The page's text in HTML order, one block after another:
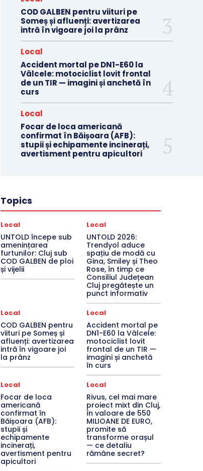
COD GALBEN pentru viituri pe
Someș și afluenți: avertizarea
intră în vigoare joi la prânz
Local
Accident mortal pe DN1-E60 la
Vâlcele: motociclist lovit frontal
de un TIR — imagini și anchetă în
curs
Local
Focar de loca americană
confirmat în Băișoara (AFB):
stupii și echipamente incinerați,
avertisment pentru apicultori
Topics
Local
UNTOLD începe sub
amenințarea
furtunilor: Cluj sub
COD GALBEN de ploi
și vijelii
Local
UNTOLD 2026:
Trendyol aduce
spațiu de modă cu
Gina, Smiley și Theo
Rose, în timp ce
Consiliul Județean
Cluj pregătește un
punct informativ
Local
COD GALBEN pentru
viituri pe Someș și
afluenți: avertizarea
intră în vigoare joi
la prânz
Local
Accident mortal pe
DN1-E60 la Vâlcele:
motociclist lovit
frontal de un TIR —
imagini și anchetă
în curs
Local
Focar de loca
americană
confirmat în
Băișoara (AFB):
stupii și
echipamente
incinerați,
avertisment pentru
apicultori
Local
Rivus, cel mai mare
proiect mixt din Cluj,
în valoare de 550
MILIOANE DE EURO,
promite să
transforme orașul
— ce detaliu
rămâne secret?